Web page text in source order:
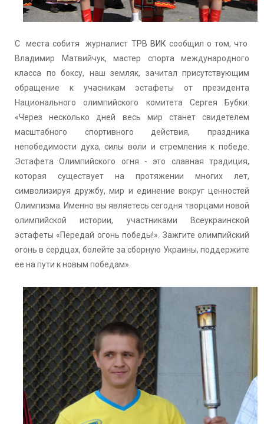
С места собитя журналист ТРВ ВИК сообщил о том, что
Владимир Матвийчук, мастер спорта международного
класса по боксу, наш земляк, зачитал присутствующим
обращение к учасникам эстафеты от президента
Национального олимпийского комитета Сергея Бубки:
«Через несколько дней весь мир станет свидетелем
масштабного спортивного действия, праздника
непобедимости духа, силы воли и стремления к победе.
Эстафета Олимпийского огня - это славная традиция,
которая существует на протяжении многих лет,
символизируя дружбу, мир и единение вокруг ценностей
Олимпизма. Именно вы являетесь сегодня творцами новой
олимпийской истории, участниками Всеукраинской
эстафеты «Передай огонь победы!». Зажгите олимпийский
огонь в сердцах, болейте за сборную Украины, поддержите
ее на пути к новым победам».